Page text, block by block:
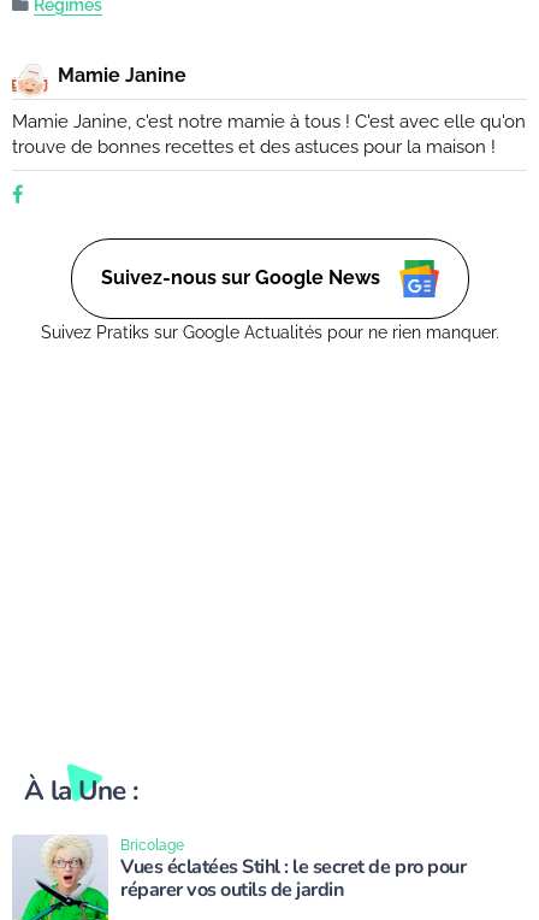
Régimes
Mamie Janine
Mamie Janine, c'est notre mamie à tous ! C'est avec elle qu'on
trouve de bonnes recettes et des astuces pour la maison !
Suivez-nous sur Google News
Suivez Pratiks sur Google Actualités pour ne rien manquer.
À la Une :
Vues éclatées Stihl : le secret de pro pour
réparer vos outils de jardin
Bricolage